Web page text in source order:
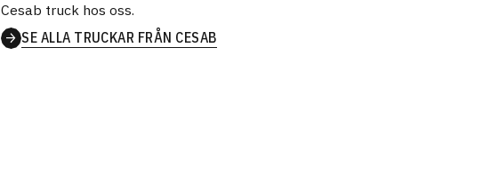
Cesab truck hos oss.
SE ALLA TRUCKAR FRÅN CESAB